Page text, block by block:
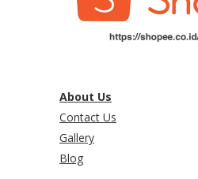
About Us
Contact Us
Gallery
Blog